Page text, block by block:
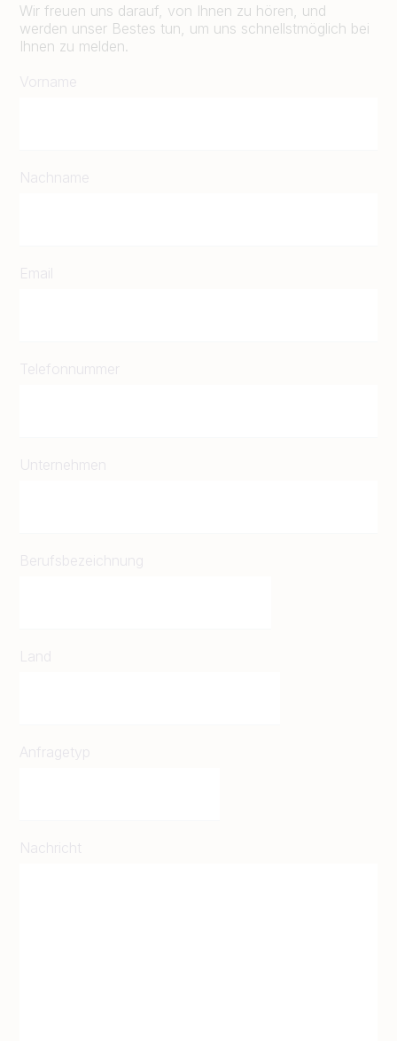
Wir freuen uns darauf, von Ihnen zu hören, und
werden unser Bestes tun, um uns schnellstmöglich bei
Ihnen zu melden.
Vorname
Nachname
Email
Telefonnummer
Unternehmen
Berufsbezeichnung
Land
Anfragetyp
Nachricht